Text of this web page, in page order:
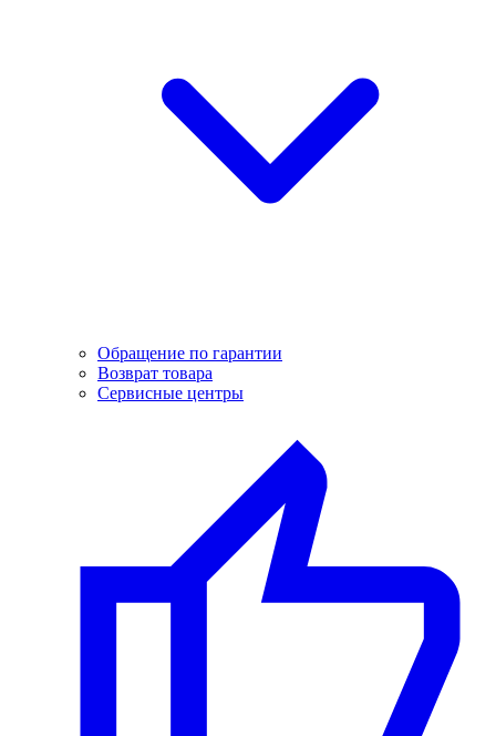
Обращение по гарантии
Возврат товара
Сервисные центры